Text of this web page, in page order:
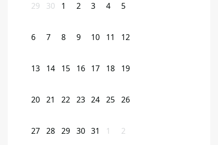
29 30 1 2 3 4 5
6 7 8 9 10 11 12
13 14 15 16 17 18 19
20 21 22 23 24 25 26
27 28 29 30 31 1 2